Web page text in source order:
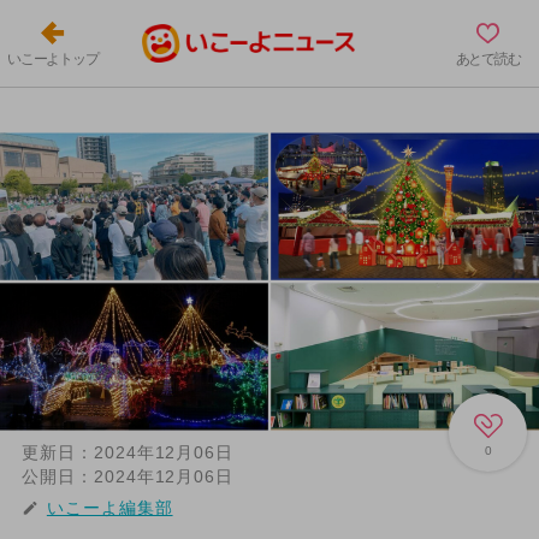
いこーよトップ あとで読む
0
更新日： 2024年12月06日
公開日： 2024年12月06日
いこーよ編集部